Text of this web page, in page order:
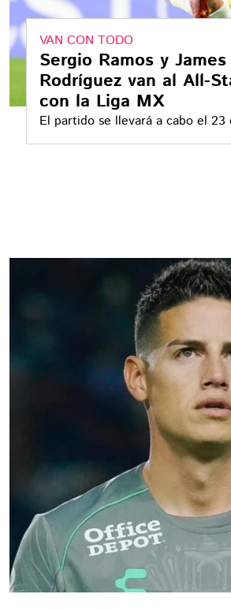
VAN CON TODO
Sergio Ramos y James
Rodríguez van al All-
con la Liga MX
El partido se llevará a cabo el
Q2 Stadium ubicado en Austin,